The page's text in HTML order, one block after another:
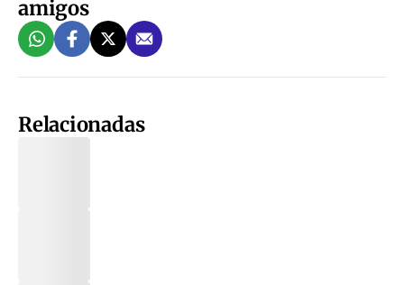
amigos
Relacionadas